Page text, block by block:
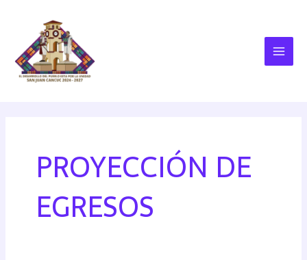
PROYECCIÓN DE
EGRESOS